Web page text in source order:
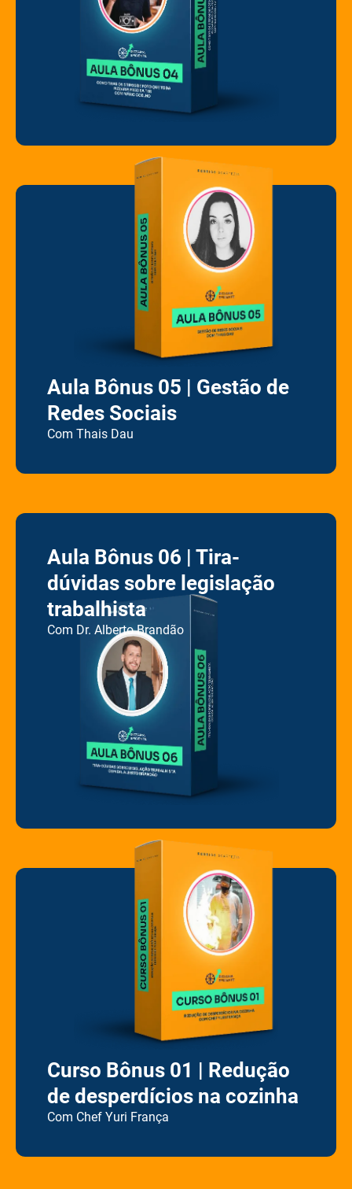
Aula Bônus 05 | Gestão de
Redes Sociais
Com Thais Dau
Aula Bônus 06 | Tira-
dúvidas sobre legislação
trabalhista
Com Dr. Alberto Brandão
Curso Bônus 01 | Redução
de desperdícios na cozinha
Com Chef Yuri França